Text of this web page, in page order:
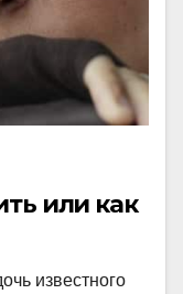
или как
известного